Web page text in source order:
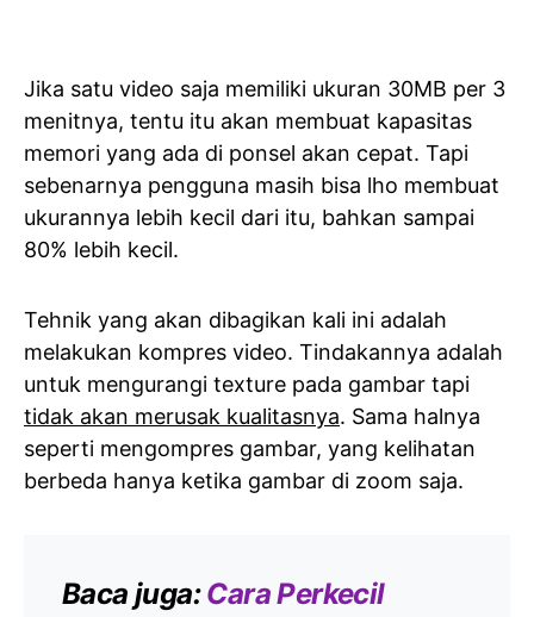
Jika satu video saja memiliki ukuran 30MB per 3
menitnya, tentu itu akan membuat kapasitas
memori yang ada di ponsel akan cepat. Tapi
sebenarnya pengguna masih bisa lho membuat
ukurannya lebih kecil dari itu, bahkan sampai
80% lebih kecil.
Tehnik yang akan dibagikan kali ini adalah
melakukan kompres video. Tindakannya adalah
untuk mengurangi texture pada gambar tapi
tidak akan merusak kualitasnya. Sama halnya
seperti mengompres gambar, yang kelihatan
berbeda hanya ketika gambar di zoom saja.
Baca juga:Cara Perkecil